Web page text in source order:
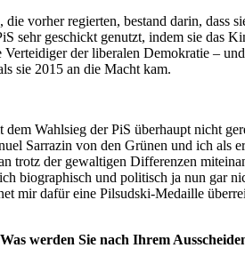
vorher regierten, bestand darin, dass
sehr geschickt genutzt, indem sie das
der liberalen Demokratie –
sie 2015 an die Macht kam.
Wahlsieg der PiS überhaupt nicht
Sarrazin von den Grünen und ich als
trotz der gewaltigen Differenzen
biographisch und politisch ja nun gar
mir dafür eine Pilsudski-Medaille
werden Sie nach Ihrem